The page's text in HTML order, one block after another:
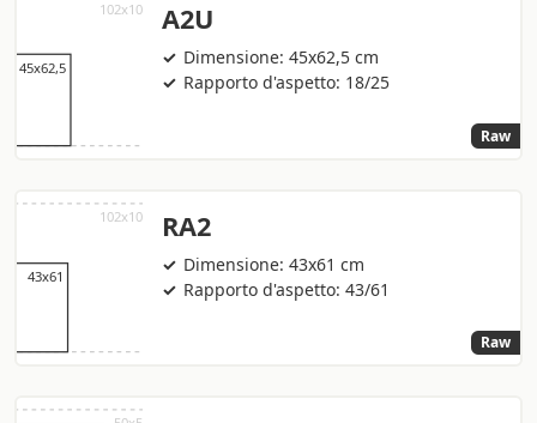
A2U
Dimensione: 45x62,5 cm
Rapporto d'aspetto: 18/25
Raw
RA2
Dimensione: 43x61 cm
Rapporto d'aspetto: 43/61
Raw